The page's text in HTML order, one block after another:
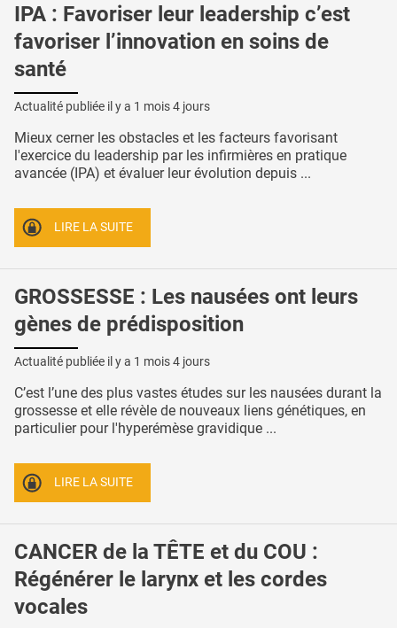
IPA : Favoriser leur leadership c’est
favoriser l’innovation en soins de
santé
Actualité publiée il y a 1 mois 4 jours
Mieux cerner les obstacles et les facteurs favorisant
l'exercice du leadership par les infirmières en pratique
avancée (IPA) et évaluer leur évolution depuis ...
LIRE LA SUITE
GROSSESSE : Les nausées ont leurs
gènes de prédisposition
Actualité publiée il y a 1 mois 4 jours
C’est l’une des plus vastes études sur les nausées durant la
grossesse et elle révèle de nouveaux liens génétiques, en
particulier pour l'hyperémèse gravidique ...
LIRE LA SUITE
CANCER de la TÊTE et du COU :
Régénérer le larynx et les cordes
vocales